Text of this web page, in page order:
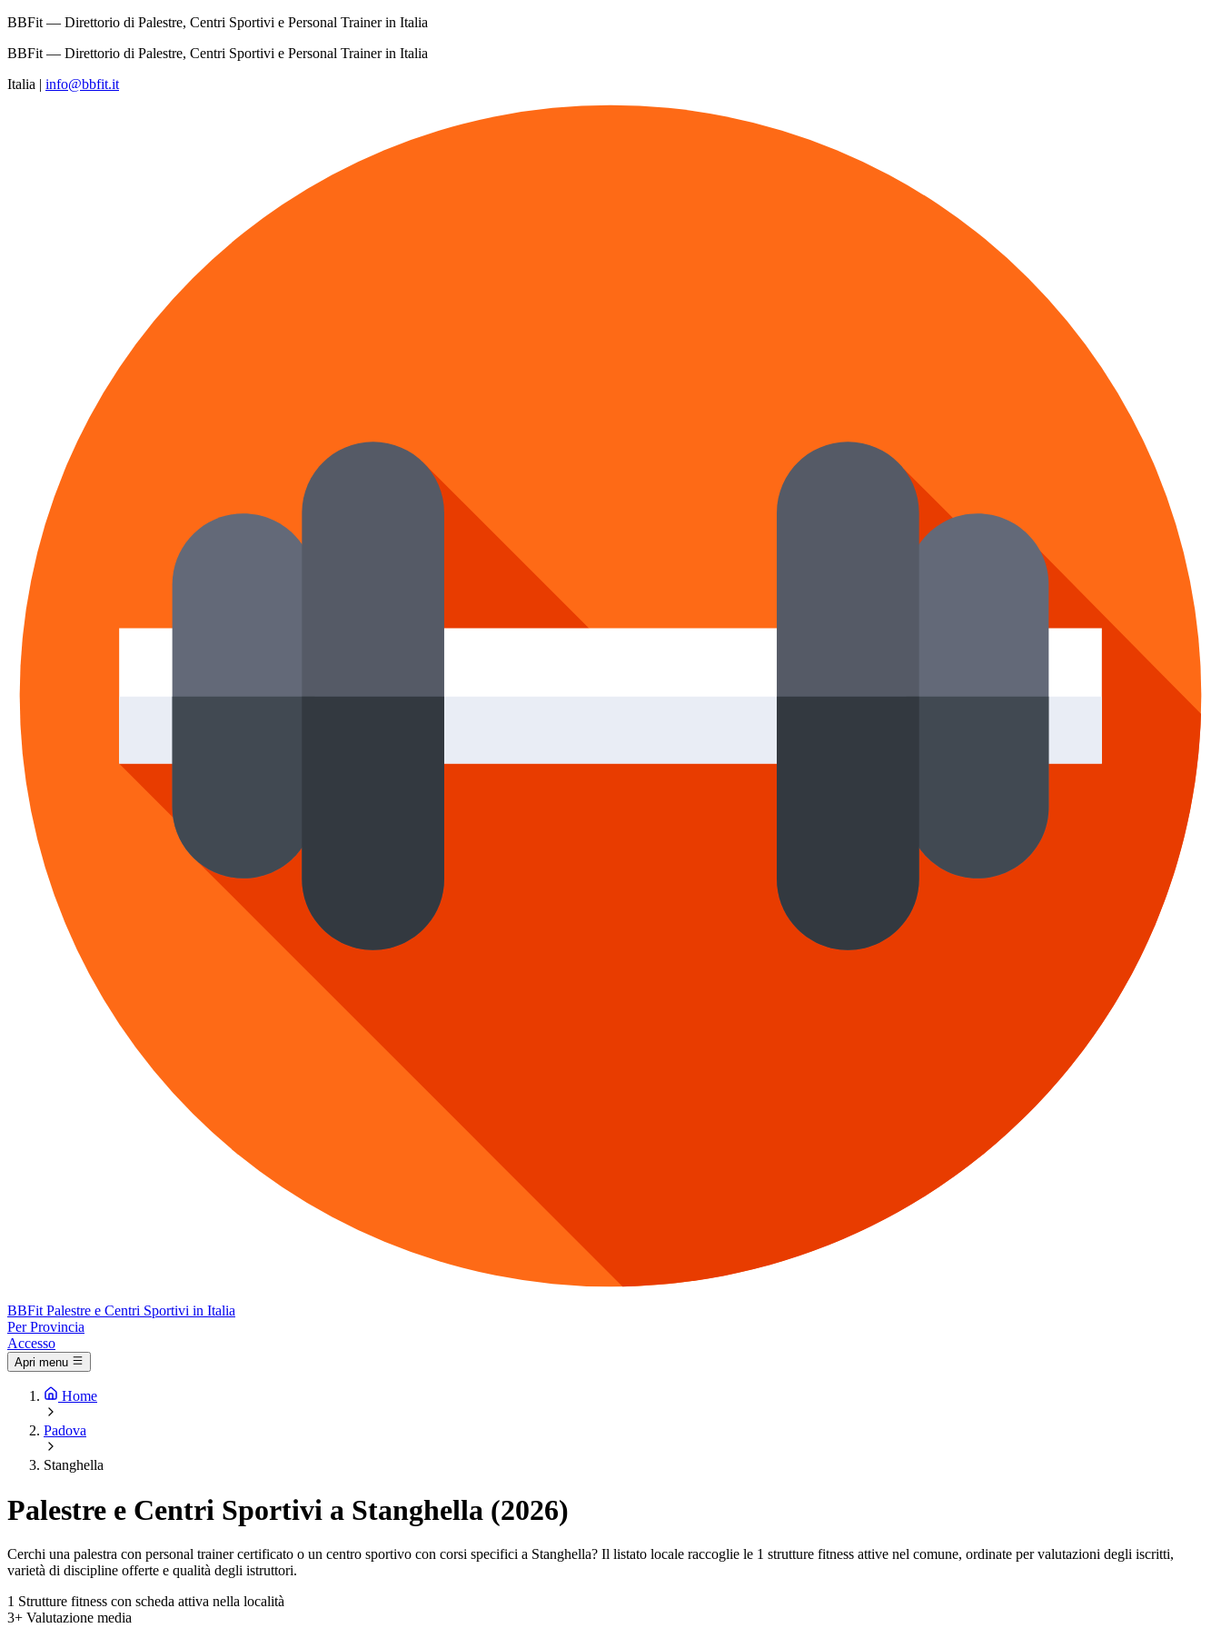
BBFit — Direttorio di Palestre, Centri Sportivi e Personal Trainer in Italia
BBFit — Direttorio di Palestre, Centri Sportivi e Personal Trainer in Italia
Italia | info@bbfit.it
BBFit Palestre e Centri Sportivi in Italia
Per Provincia
Accesso
Apri menu
Home
Padova
Stanghella
Palestre e Centri Sportivi a Stanghella (2026)
Cerchi una palestra con personal trainer certificato o un centro sportivo con corsi specifici a Stanghella? Il listato locale raccoglie le 1 strutture fitness attive nel comune, ordinate per valutazioni degli iscritti,
varietà di discipline offerte e qualità degli istruttori.
1 Strutture fitness con scheda attiva nella località
3+ Valutazione media